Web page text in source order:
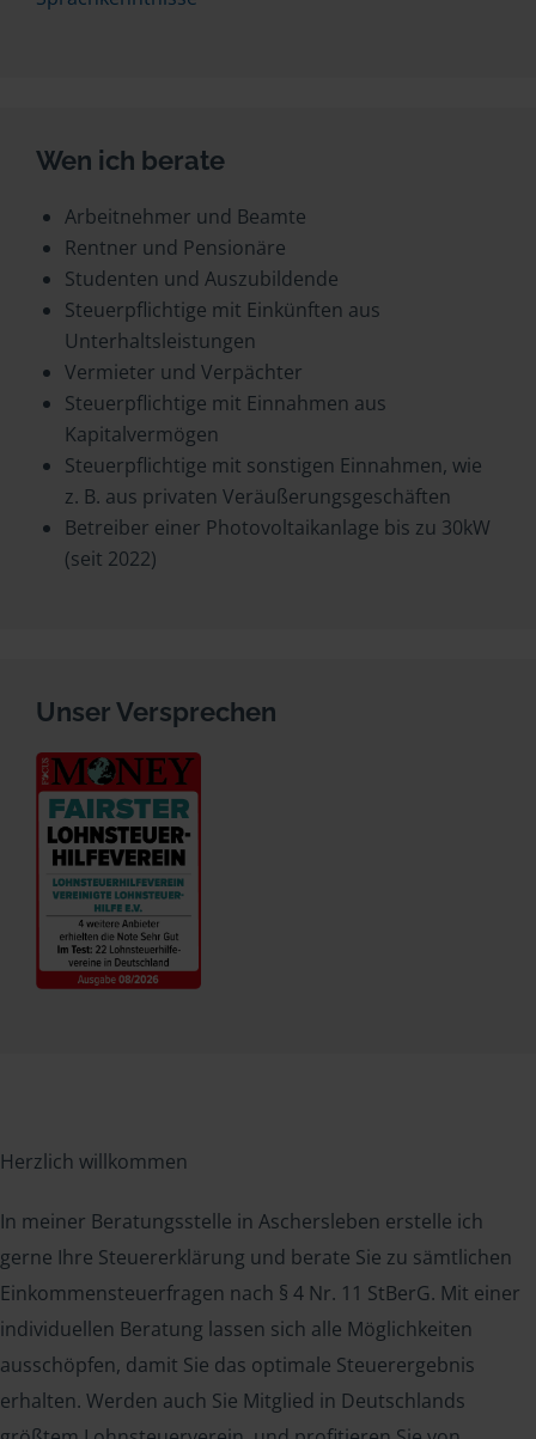
Wen ich berate
Arbeitnehmer und Beamte
Rentner und Pensionäre
Studenten und Auszubildende
Steuerpflichtige mit Einkünften aus
Unterhaltsleistungen
Vermieter und Verpächter
Steuerpflichtige mit Einnahmen aus
Kapitalvermögen
Steuerpflichtige mit sonstigen Einnahmen, wie
z. B. aus privaten Veräußerungsgeschäften
Betreiber einer Photovoltaikanlage bis zu 30kW
(seit 2022)
Unser Versprechen
Herzlich willkommen
In meiner Beratungsstelle in Aschersleben erstelle ich
gerne Ihre Steuererklärung und berate Sie zu sämtlichen
Einkommensteuerfragen nach § 4 Nr. 11 StBerG. Mit einer
individuellen Beratung lassen sich alle Möglichkeiten
ausschöpfen, damit Sie das optimale Steuerergebnis
erhalten. Werden auch Sie Mitglied in Deutschlands